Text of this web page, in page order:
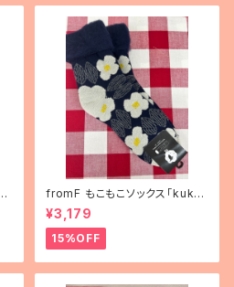
fromF もこもこソックス「kukka
puutarha（花畑）」
¥3,179
15%OFF